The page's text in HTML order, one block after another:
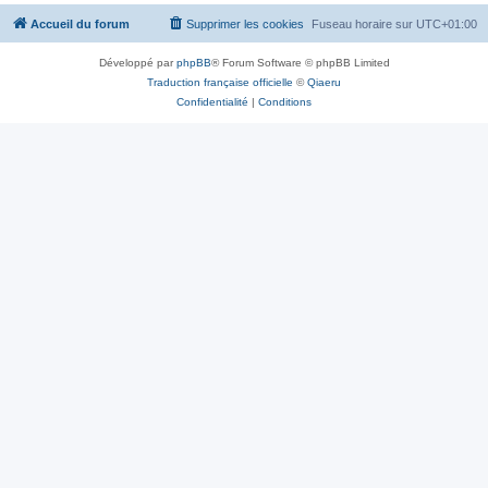
Accueil du forum Fuseau horaire sur UTC+01:00
Supprimer les cookies
Développé parphpBB® Forum Software © phpBB Limited
Traduction française officielle ©Qiaeru
Confidentialité | Conditions